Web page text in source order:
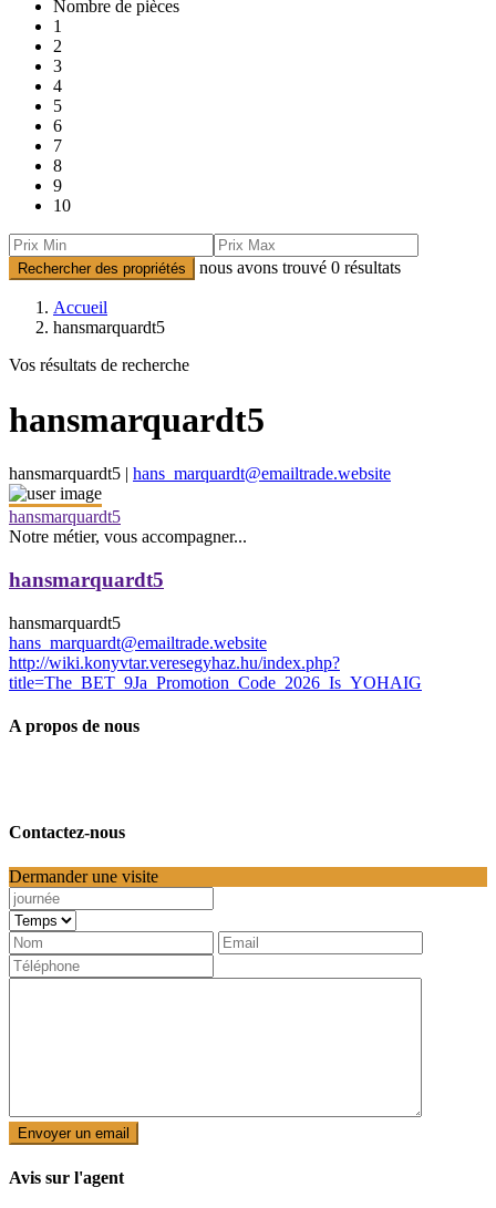
Nombre de pièces
1
2
3
4
5
6
7
8
9
10
Rechercher des propriétés nous avons trouvé 0 résultats
Accueil
hansmarquardt5
Vos résultats de recherche
hansmarquardt5
hansmarquardt5 | hans_marquardt@emailtrade.website
hansmarquardt5
Notre métier, vous accompagner...
hansmarquardt5
hansmarquardt5
hans_marquardt@emailtrade.website
http://wiki.konyvtar.veresegyhaz.hu/index.php?
title=The_BET_9Ja_Promotion_Code_2026_Is_YOHAIG
A propos de nous
Contactez-nous
Dermander une visite
Avis sur l'agent